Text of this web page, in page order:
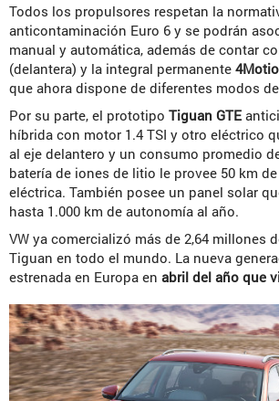
Todos los propulsores respetan la
anticontaminación Euro 6 y se podrán
manual y automática, además de contar
(delantera) y la integral permanente
que ahora dispone de diferentes modos
Por su parte, el prototipo Tiguan GTE
híbrida con motor 1.4 TSI y otro eléctrico
al eje delantero y un consumo promedio
batería de iones de litio le provee 50 km
eléctrica. También posee un panel solar
hasta 1.000 km de autonomía al año.
VW ya comercializó más de 2,64 millones
Tiguan en todo el mundo. La nueva
estrenada en Europa en abril del año que